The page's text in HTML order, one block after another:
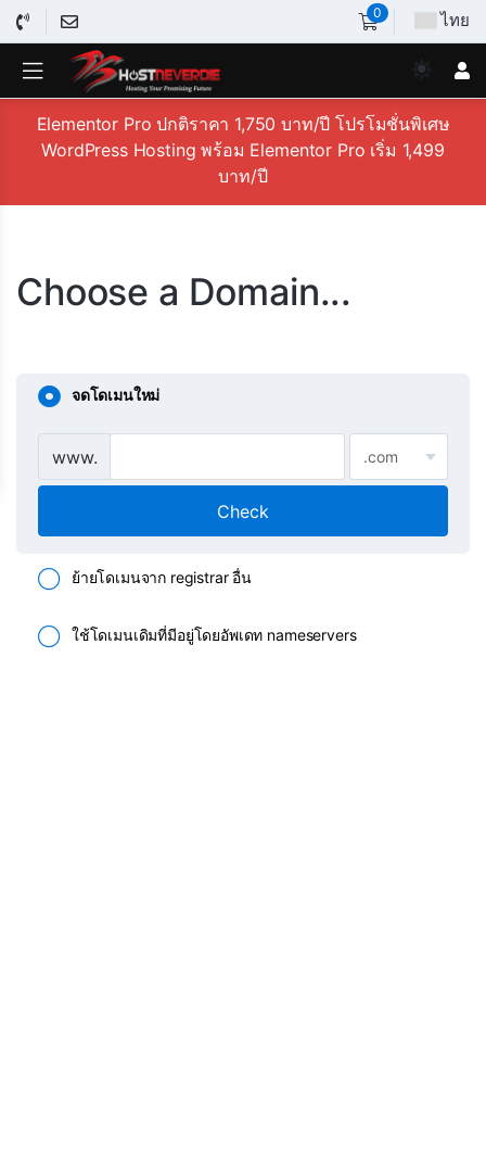
0 ไทย
Elementor Pro ปกติราคา 1,750 บาท/ปี โปรโมชั่นพิเศษ
WordPress Hosting พร้อม Elementor Pro เริ่ม 1,499
บาท/ปี
Choose a Domain...
จดโดเมนใหม่
www.
Check
ย้ายโดเมนจาก registrar อื่น
ใช้โดเมนเดิมที่มีอยู่โดยอัพเดท nameservers